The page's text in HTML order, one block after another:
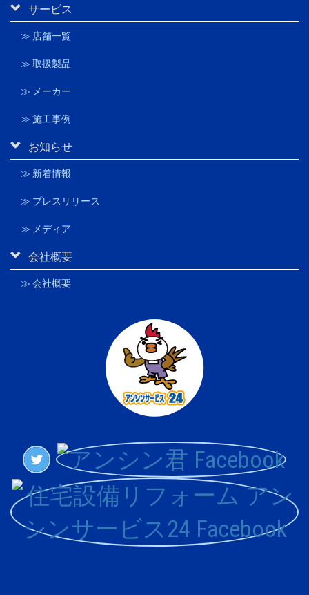
サービス
≫ 店舗一覧
≫ 取扱製品
≫ メーカー
≫ 施工事例
お知らせ
≫ 新着情報
≫ プレスリリース
≫ メディア
会社概要
≫ 会社概要